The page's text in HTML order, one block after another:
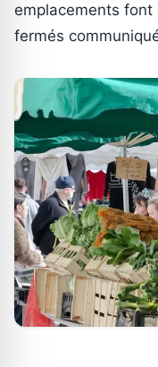
emplacements
fermés